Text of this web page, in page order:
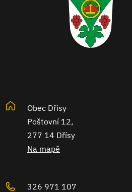
Obec Dřísy
Poštovní 12,
277 14 Dřísy
Na mapě
326 971 107